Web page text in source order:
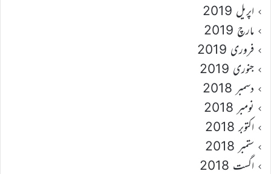
اپریل 2019
مارچ 2019
فروری 2019
جنوری 2019
دسمبر 2018
نومبر 2018
اکتوبر 2018
ستمبر 2018
اگست 2018